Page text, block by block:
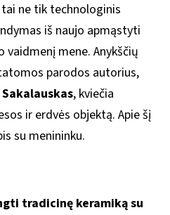
ne tik technologinis
iš naujo apmąstyti
mene. Anykščių
parodos autorius,
, kviečia
ir erdvės objektą. Apie šį
su menininku.
tradicinę keramiką su